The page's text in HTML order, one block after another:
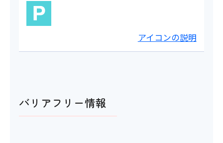
アイコンの説明
バリアフリー情報